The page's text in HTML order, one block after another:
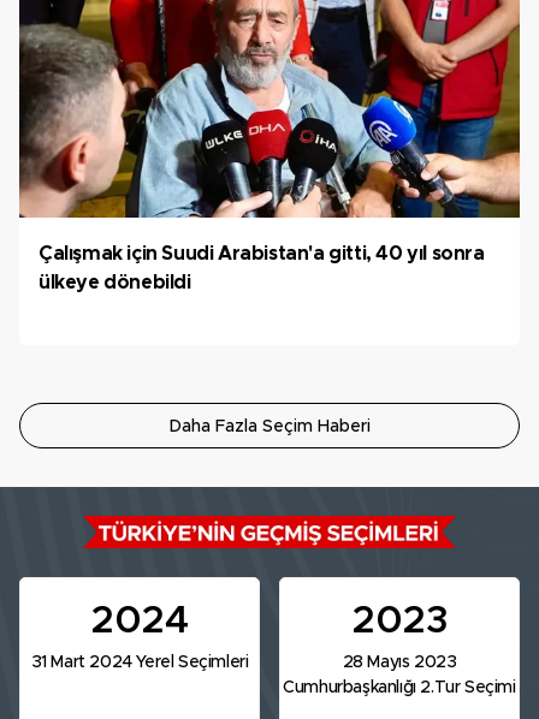
Çalışmak için Suudi Arabistan'a gitti, 40 yıl sonra
ülkeye dönebildi
Daha Fazla Seçim Haberi
2024
31 Mart 2024 Yerel Seçimleri
2023
28 Mayıs 2023
Cumhurbaşkanlığı 2.Tur Seçimi